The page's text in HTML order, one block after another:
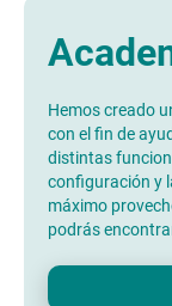
Hemos creado
con el fin de
distintas
configuración y
máximo
podrás